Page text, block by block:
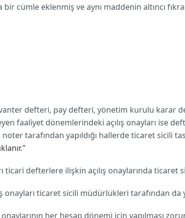
cümle eklenmiş ve aynı maddenin altıncı
defteri, pay defteri, yönetim kurulu karar
faaliyet dönemlerindeki açılış onayları ise
tarafından yapıldığı hallerde ticaret sicili
defterlere ilişkin açılış onaylarında ticaret
onayları ticaret sicili müdürlükleri tarafından da
her hesap dönemi için yapılması